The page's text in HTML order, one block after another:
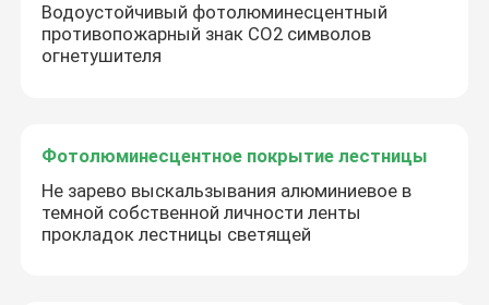
Водоустойчивый фотолюминесцентный
противопожарный знак СО2 символов
огнетушителя
Фотолюминесцентное покрытие лестницы
Не зарево выскальзывания алюминиевое в
темной собственной личности ленты
прокладок лестницы светящей